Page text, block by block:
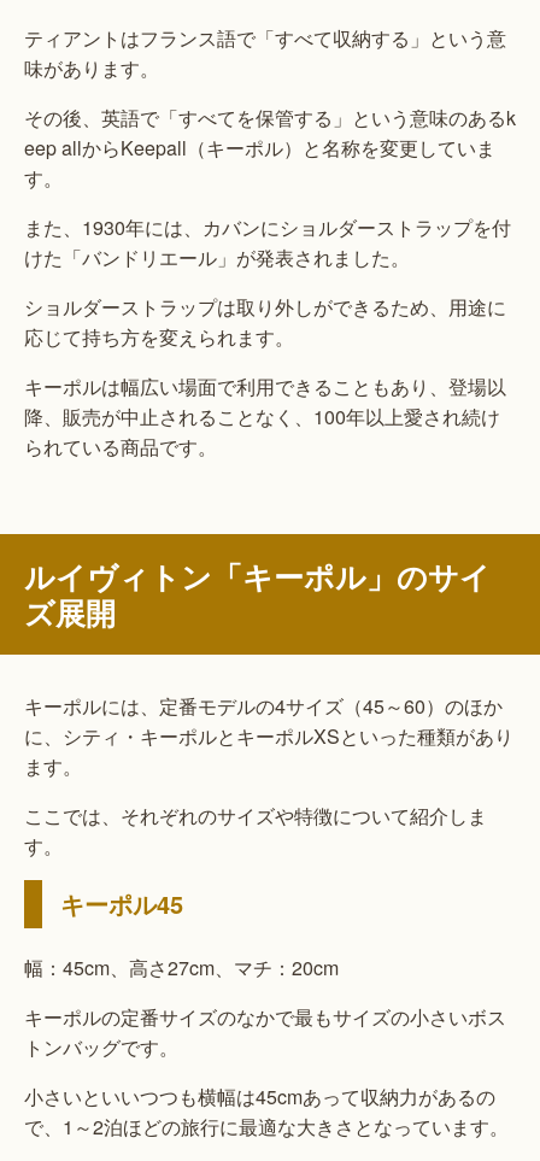
ティアントはフランス語で「すべて収納する」という意
味があります。
その後、英語で「すべてを保管する」という意味のあるk
eep allからKeepall（キーポル）と名称を変更していま
す。
また、1930年には、カバンにショルダーストラップを付
けた「バンドリエール」が発表されました。
ショルダーストラップは取り外しができるため、用途に
応じて持ち方を変えられます。
キーポルは幅広い場面で利用できることもあり、登場以
降、販売が中止されることなく、100年以上愛され続け
られている商品です。
ルイヴィトン「キーポル」のサイ
ズ展開
キーポルには、定番モデルの4サイズ（45～60）のほか
に、シティ・キーポルとキーポルXSといった種類があり
ます。
ここでは、それぞれのサイズや特徴について紹介しま
す。
キーポル45
幅：45cm、高さ27cm、マチ：20cm
キーポルの定番サイズのなかで最もサイズの小さいボス
トンバッグです。
小さいといいつつも横幅は45cmあって収納力があるの
で、1～2泊ほどの旅行に最適な大きさとなっています。